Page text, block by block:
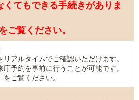
てもできる手続きがありま
ご覧ください。
アルタイムでご確認いただけます。
予約を事前に行うことが可能です。
をご覧ください。